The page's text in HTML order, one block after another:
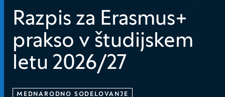
Razpis za Erasmus+
prakso v študijskem
letu 2026/27
MEDNARODNO SODELOVANJE